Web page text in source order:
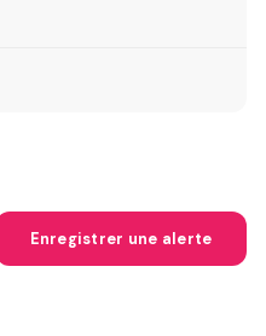
Enregistrer une alerte